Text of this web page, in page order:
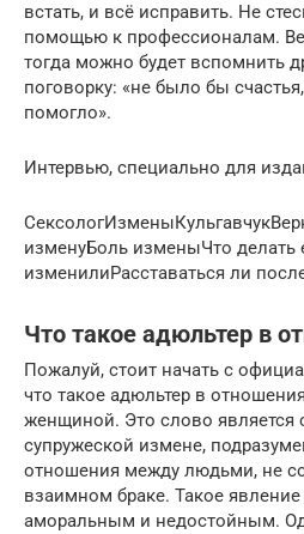
встать, и всё исправить. Не
помощью к профессионалам.
тогда можно будет вспомнить
поговорку: «не было бы
помогло».
Интервью, специально для
изменуБоль изменыЧто делать
изменилиРасставаться ли
Что такое адюльтер в
Пожалуй, стоит начать с
что такое адюльтер в
женщиной. Это слово является
супружеской измене,
отношения между людьми, не
взаимном браке. Такое явление
аморальным и недостойным.